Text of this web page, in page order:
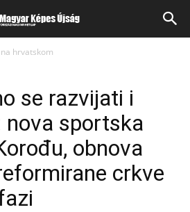
hrvatskom
se razvijati i
nova sportska
obnova
crkve